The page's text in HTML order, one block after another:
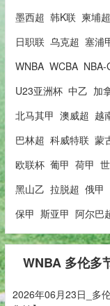
墨西超 韩K联 柬埔超
日职联 乌克超 塞浦
WNBA WCBA NBA-
U23亚洲杯 中乙 加
北马其甲 澳威超 越
巴林超 科威特联 蒙
欧联杯 葡甲 荷甲
黑山乙 拉脱超 俄甲
保甲 斯亚甲 阿尔巴
WNBA 多伦多
2026年06月23日_多